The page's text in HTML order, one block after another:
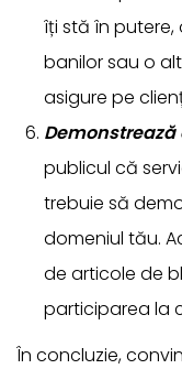
îți stă în
banilor sau o
asigure pe
Demonstrează
publicul că
trebuie să
domeniul tău.
de articole de
participarea la
În concluzie,